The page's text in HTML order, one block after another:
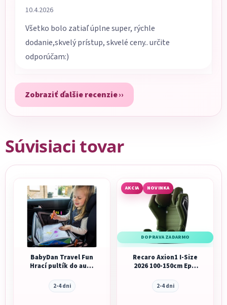
Hodnotenie obchodu je 5 z 5 hviezdičiek.
10.4.2026
Všetko bolo zatiaľ úplne super, rýchle
dodanie,skvelý prístup, skvelé ceny.. určite
odporúčam:)
Zobraziť ďalšie recenzie
Súvisiaci tovar
BabyDan Travel Fun
Hrací pultík do auta
2-4 dni
AKCIA NOVINKA
DOPRAVA ZADARMO
Recaro Axion1 I-Size
2026 100-150cm Epic
2-4 dni